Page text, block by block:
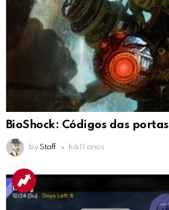
BioShock: Códigos das portas
by Staff há 11 anos